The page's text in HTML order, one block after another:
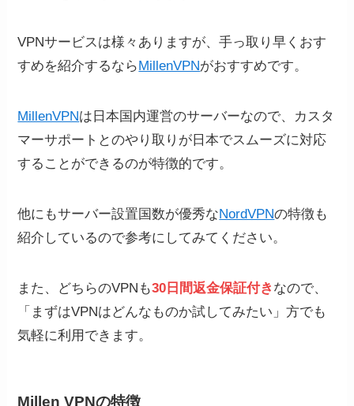
VPNサービスは様々ありますが、手っ取り早くおす
すめを紹介するならMillenVPNがおすすめです。
MillenVPNは日本国内運営のサーバーなので、カスタ
マーサポートとのやり取りが日本でスムーズに対応
することができるのが特徴的です。
他にもサーバー設置国数が優秀なNordVPNの特徴も
紹介しているので参考にしてみてください。
また、どちらのVPNも30日間返金保証付き なので、
「まずはVPNはどんなものか試してみたい」方でも
気軽に利用できます。
Millen VPNの特徴